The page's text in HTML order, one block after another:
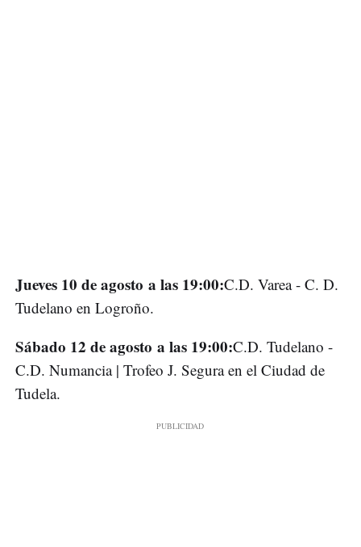
Jueves 10 de agosto a las 19:00:C.D. Varea - C. D.
Tudelano en Logroño.
Sábado 12 de agosto a las 19:00:C.D. Tudelano -
C.D. Numancia | Trofeo J. Segura en el Ciudad de
Tudela.